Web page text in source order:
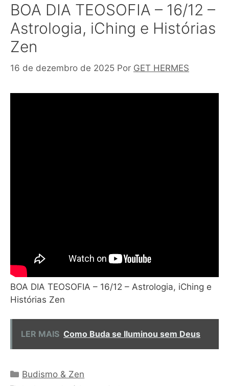
BOA DIA TEOSOFIA – 16/12 –
Astrologia, iChing e Histórias
Zen
16 de dezembro de 2025 Por GET HERMES
BOA DIA TEOSOFIA – 16/12 – Astrologia, iChing e
Histórias Zen
LER MAIS Como Buda se Iluminou sem Deus
Categorias
Budismo & Zen